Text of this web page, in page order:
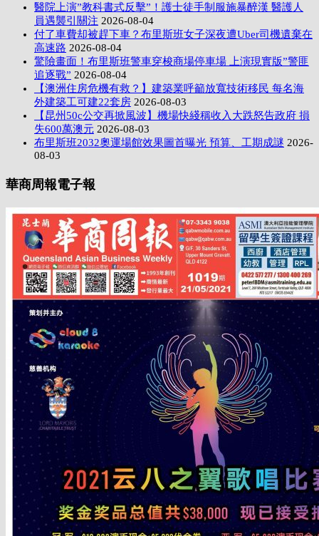
醫院上演”教科書式反擊”！護士徒手制服施暴醉漢 醫護人
員遇襲引關注 2026-08-04
付了車費却被趕下車？布里斯班女子深夜遭Uber司機遺棄在
高速路 2026-08-04
驚險畫面！布里斯班警車穿梭商場停車場 上演現實版”警匪
追逐戰” 2026-08-04
【澳洲住房危機有救？】建築業呼籲放寬技術移民 每名海
外建築工可建22套房 2026-08-03
【昆州50c公交再掀風波】機場快綫稱收入大跌怒告政府 損
失600萬澳元 2026-08-03
布里斯班2032奧運場館效果圖首曝光 預算、工期成謎 2026-
08-03
華商周報電子報